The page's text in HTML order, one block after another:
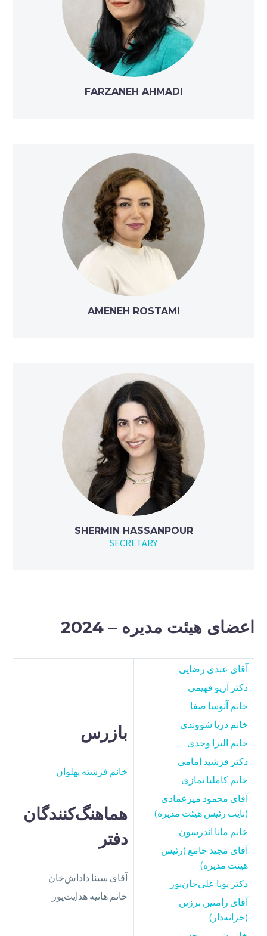
FARZANEH AHMADI
AMENEH ROSTAMI
SHERMIN HASSANPOUR
SECRETARY
اعضای هیئت مدیره – 2024
آقای عبدی رضایی
دکتر آریو فهیمی
خانم آتوسا صفا
خانم دریا شووندی
خانم الیزا وجدی
دکتر فرشید امامی
خانم کاملیا نمازی
آقای محمود میرعمادی
(نایب رئیس هیئت مدیره)
خانم مانا اندرسون
آقای مجید جامع (رئیس
هیئت مدیره)
دکتر پویا علی‌جان‌پور
آقای رامتین برزین
(خزانه‌دار)
بازرس
خانم فرشته پهلوان
هماهنگ‌کنندگان
دفتر
آقای سینا داداش‌خان
خانم هانیه هدایت‌پور